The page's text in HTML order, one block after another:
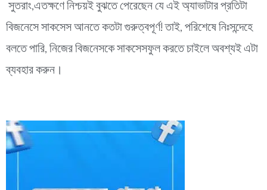
সুতরাং,এতক্ষণে নিশ্চয়ই বুঝতে পেরেছেন যে এই অ্যাভাটার প্রতিটা
বিজনেসে সাকসেস আনতে কতটা গুরুত্বপূর্ণ! তাই, পরিশেষে নিঃসন্দেহে
বলতে পারি, নিজের বিজনেসকে সাকসেসফুল করতে চাইলে অবশ্যই এটা
ব্যবহার করুন।